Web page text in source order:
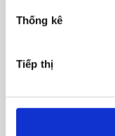
Thống kê
Tiếp thị
Q2